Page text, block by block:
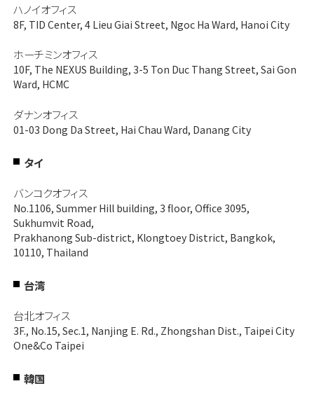
ハノイオフィス
8F, TID Center, 4 Lieu Giai Street, Ngoc Ha Ward, Hanoi City
ホーチミンオフィス
10F, The NEXUS Building, 3-5 Ton Duc Thang Street, Sai Gon
Ward, HCMC
ダナンオフィス
01-03 Dong Da Street, Hai Chau Ward, Danang City
タイ
バンコクオフィス
No.1106, Summer Hill building, 3 floor, Office 3095,
Sukhumvit Road,
Prakhanong Sub-district, Klongtoey District, Bangkok,
10110, Thailand
台湾
台北オフィス
3F., No.15, Sec.1, Nanjing E. Rd., Zhongshan Dist., Taipei City
One&Co Taipei
韓国